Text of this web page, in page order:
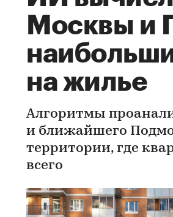
Москвы и
на жилье
Алгоритмы
и ближайшего
территории, где
всего